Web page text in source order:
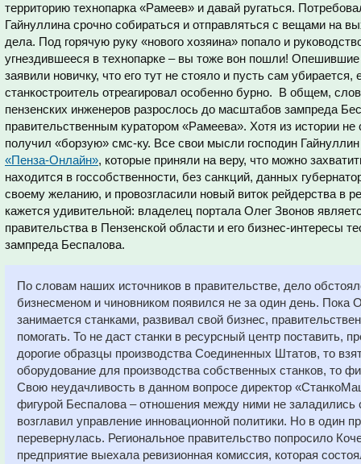
территорию технопарка «Рамеев» и давай ругаться.
Гайнуллина срочно собираться и отправляться с вещами на
дела. Под горячую руку «нового хозяина» попало и
угнездившееся в технопарке – вы тоже вон пошли!
заявили новичку, что его тут не стояло и пусть сам
станкостроитель отреагировал особенно бурно. В общем,
пензенских инженеров разрослось до масштабов зампреда
правительственным куратором «Рамеева». Хотя из истории
получил «борзую» смс-ку. Все свои мысли господин
«Пенза-Онлайн», которые приняли на веру, что можно
находится в госсобственности, без санкций, данных
своему желанию, и провозгласили новый виток рейдерства в
кажется удивительной: владелец портала Олег Звонов
правительства в Пензенской области и его бизнес-интересы
зампреда Беспалова.
По словам наших источников в правительстве, дело
бизнесменом и чиновником появился не за один день. Пока
занимается станками, развивал свой бизнес,
помогать. То не даст станки в ресурсный центр поставить,
дорогие образцы производства Соединенных Штатов, то
оборудование для производства собственных станков, то
Свою неудачливость в данном вопросе директор
фигурой Беспалова – отношения между ними не заладились
возглавил управление инновационной политики. Но в один
перевернулась. Региональное правительство попросило
предприятие выехала ревизионная комиссия, которая